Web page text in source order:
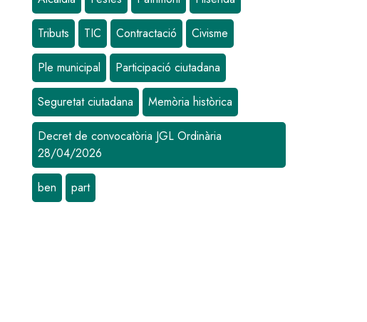
Tributs TIC Contractació Civisme
Ple municipal Participació ciutadana
Seguretat ciutadana Memòria històrica
Decret de convocatòria JGL Ordinària
28/04/2026
ben part